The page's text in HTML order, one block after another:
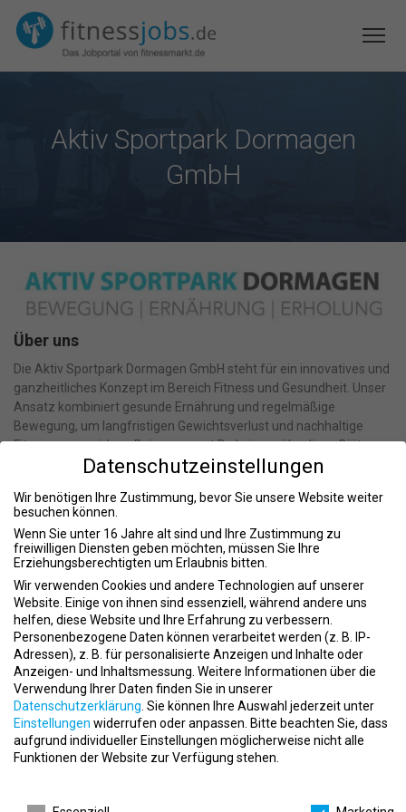
Aktiv Sportpark Dormagen
GmbH
Über uns
Die Aktiv Sportpark Dormagen GmbH steht für ein innovatives und
ganzheitliches Konzept im Bereich Fitness und Gesundheit. Unser
Ansatz kombiniert gesunde Ernährung und regelmäßige
Bewegung, um langfristigen Gewichtsverlust und nachhaltige
Fitness zu erreichen. Bei uns musst Du keine mühseligen Diäten
machen, sondern setzt auf eine ausgewogene Lebensweise, die
Unsere Mission
Unser Ziel ist es, unseren Mitgliedern zu helfen, ihre
gesundheitlichen und fitnessbezogenen Ziele zu erreichen. Dafür
bieten wir maßgeschneiderte Trainingspläne und eine
umfassende Beratung in Sachen Ernährung und Fitness. Unsere
freundlichen und kompetenten Trainer stehen Dir auf Deinem
Weg zum Wohlfühlgewicht zur Seite und unterstützen Dich, damit
Du nicht ins Straucheln kommst.
Unsere Services
Individuelle Trainingspläne: Unsere Trainer erstellen für Dich
einen persönlichen Trainingsplan, der auf Deine individuellen
Bedürfnisse und Ziele abgestimmt ist.
Datenschutzeinstellungen
Wir benötigen Ihre Zustimmung, bevor Sie unsere Website weiter
besuchen können.
Wenn Sie unter 16 Jahre alt sind und Ihre Zustimmung zu
freiwilligen Diensten geben möchten, müssen Sie Ihre
Erziehungsberechtigten um Erlaubnis bitten.
Wir verwenden Cookies und andere Technologien auf unserer
Website. Einige von ihnen sind essenziell, während andere uns
helfen, diese Website und Ihre Erfahrung zu verbessern.
Personenbezogene Daten können verarbeitet werden (z. B. IP-
Adressen), z. B. für personalisierte Anzeigen und Inhalte oder
Anzeigen- und Inhaltsmessung. Weitere Informationen über die
Verwendung Ihrer Daten finden Sie in unserer
Datenschutzerklärung. Sie können Ihre Auswahl jederzeit unter
Einstellungen widerrufen oder anpassen. Bitte beachten Sie, dass
aufgrund individueller Einstellungen möglicherweise nicht alle
Funktionen der Website zur Verfügung stehen.